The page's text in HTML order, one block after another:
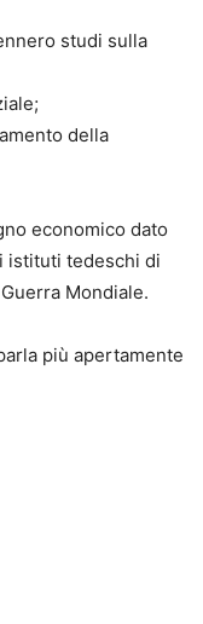
studi sulla
della
economico dato
istituti tedeschi di
Mondiale.
più apertamente